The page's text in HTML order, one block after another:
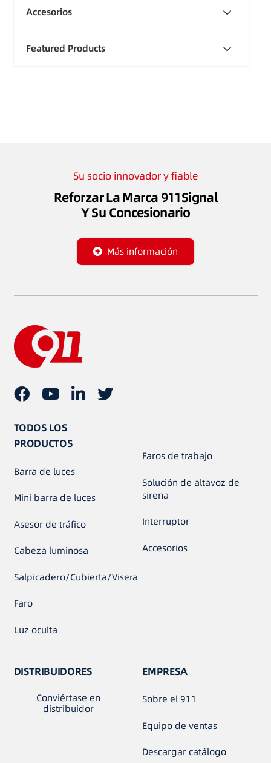
Accesorios
Featured Products
Su socio innovador y fiable
Reforzar La Marca 911Signal
Y Su Concesionario
Más información
TODOS LOS
PRODUCTOS
Barra de luces
Mini barra de luces
Asesor de tráfico
Cabeza luminosa
Salpicadero/Cubierta/Visera
Faro
Luz oculta
Faros de trabajo
Solución de altavoz de
sirena
Interruptor
Accesorios
DISTRIBUIDORES
Conviértase en
distribuidor
EMPRESA
Sobre el 911
Equipo de ventas
Descargar catálogo